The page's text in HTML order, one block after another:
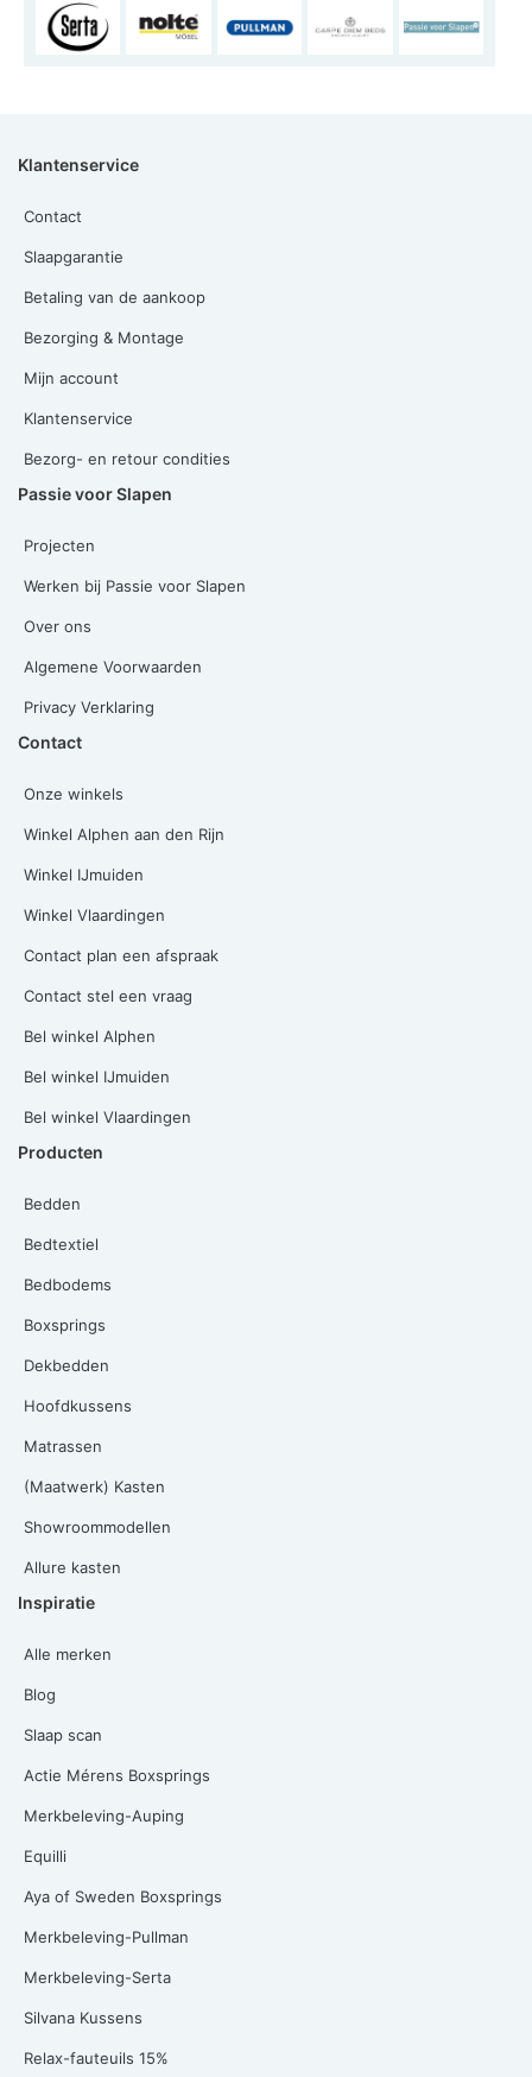
Klantenservice
Contact
Slaapgarantie
Betaling van de aankoop
Bezorging & Montage
Mijn account
Klantenservice
Bezorg- en retour condities
Passie voor Slapen
Projecten
Werken bij Passie voor Slapen
Over ons
Algemene Voorwaarden
Privacy Verklaring
Contact
Onze winkels
Winkel Alphen aan den Rijn
Winkel IJmuiden
Winkel Vlaardingen
Contact plan een afspraak
Contact stel een vraag
Bel winkel Alphen
Bel winkel IJmuiden
Bel winkel Vlaardingen
Producten
Bedden
Bedtextiel
Bedbodems
Boxsprings
Dekbedden
Hoofdkussens
Matrassen
(Maatwerk) Kasten
Showroommodellen
Allure kasten
Inspiratie
Alle merken
Blog
Slaap scan
Actie Mérens Boxsprings
Merkbeleving-Auping
Equilli
Aya of Sweden Boxsprings
Merkbeleving-Pullman
Merkbeleving-Serta
Silvana Kussens
Relax-fauteuils 15%